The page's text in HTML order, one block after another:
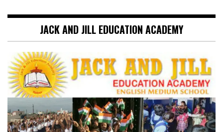
JACK AND JILL EDUCATION ACADEMY